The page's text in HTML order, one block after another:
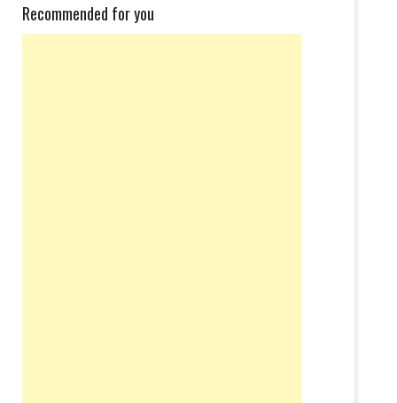
Recommended for you